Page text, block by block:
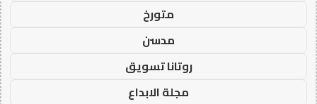
متورخ
مدسن
روتانا تسويق
مجلة الابداع